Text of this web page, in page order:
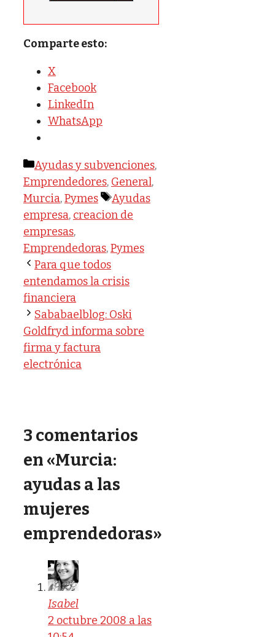
Comparte esto:
X
Facebook
LinkedIn
WhatsApp
Categorías
Ayudas y subvenciones,
Emprendedores, General,
Murcia,Pymes Etiquetas
Ayudas
empresa, creacion de
empresas,
Emprendedoras,Pymes
Para que todos
entendamos la crisis
financiera
Sababaelblog: Oski
Goldfryd informa sobre
firma y factura
electrónica
3 comentarios
en «Murcia:
ayudas a las
mujeres
emprendedoras»
Isabel
2 octubre 2008 a las